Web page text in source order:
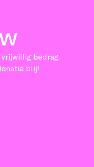
bedrag.
blij!